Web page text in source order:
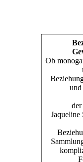
Ob
und
der
Jaqueline